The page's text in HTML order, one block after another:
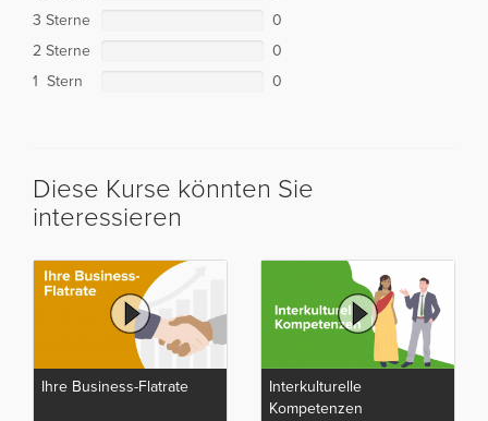
3 Sterne
0
2 Sterne
0
1 Stern
0
Diese Kurse könnten Sie
interessieren
Ihre Business-Flatrate
Interkulturelle
Kompetenzen